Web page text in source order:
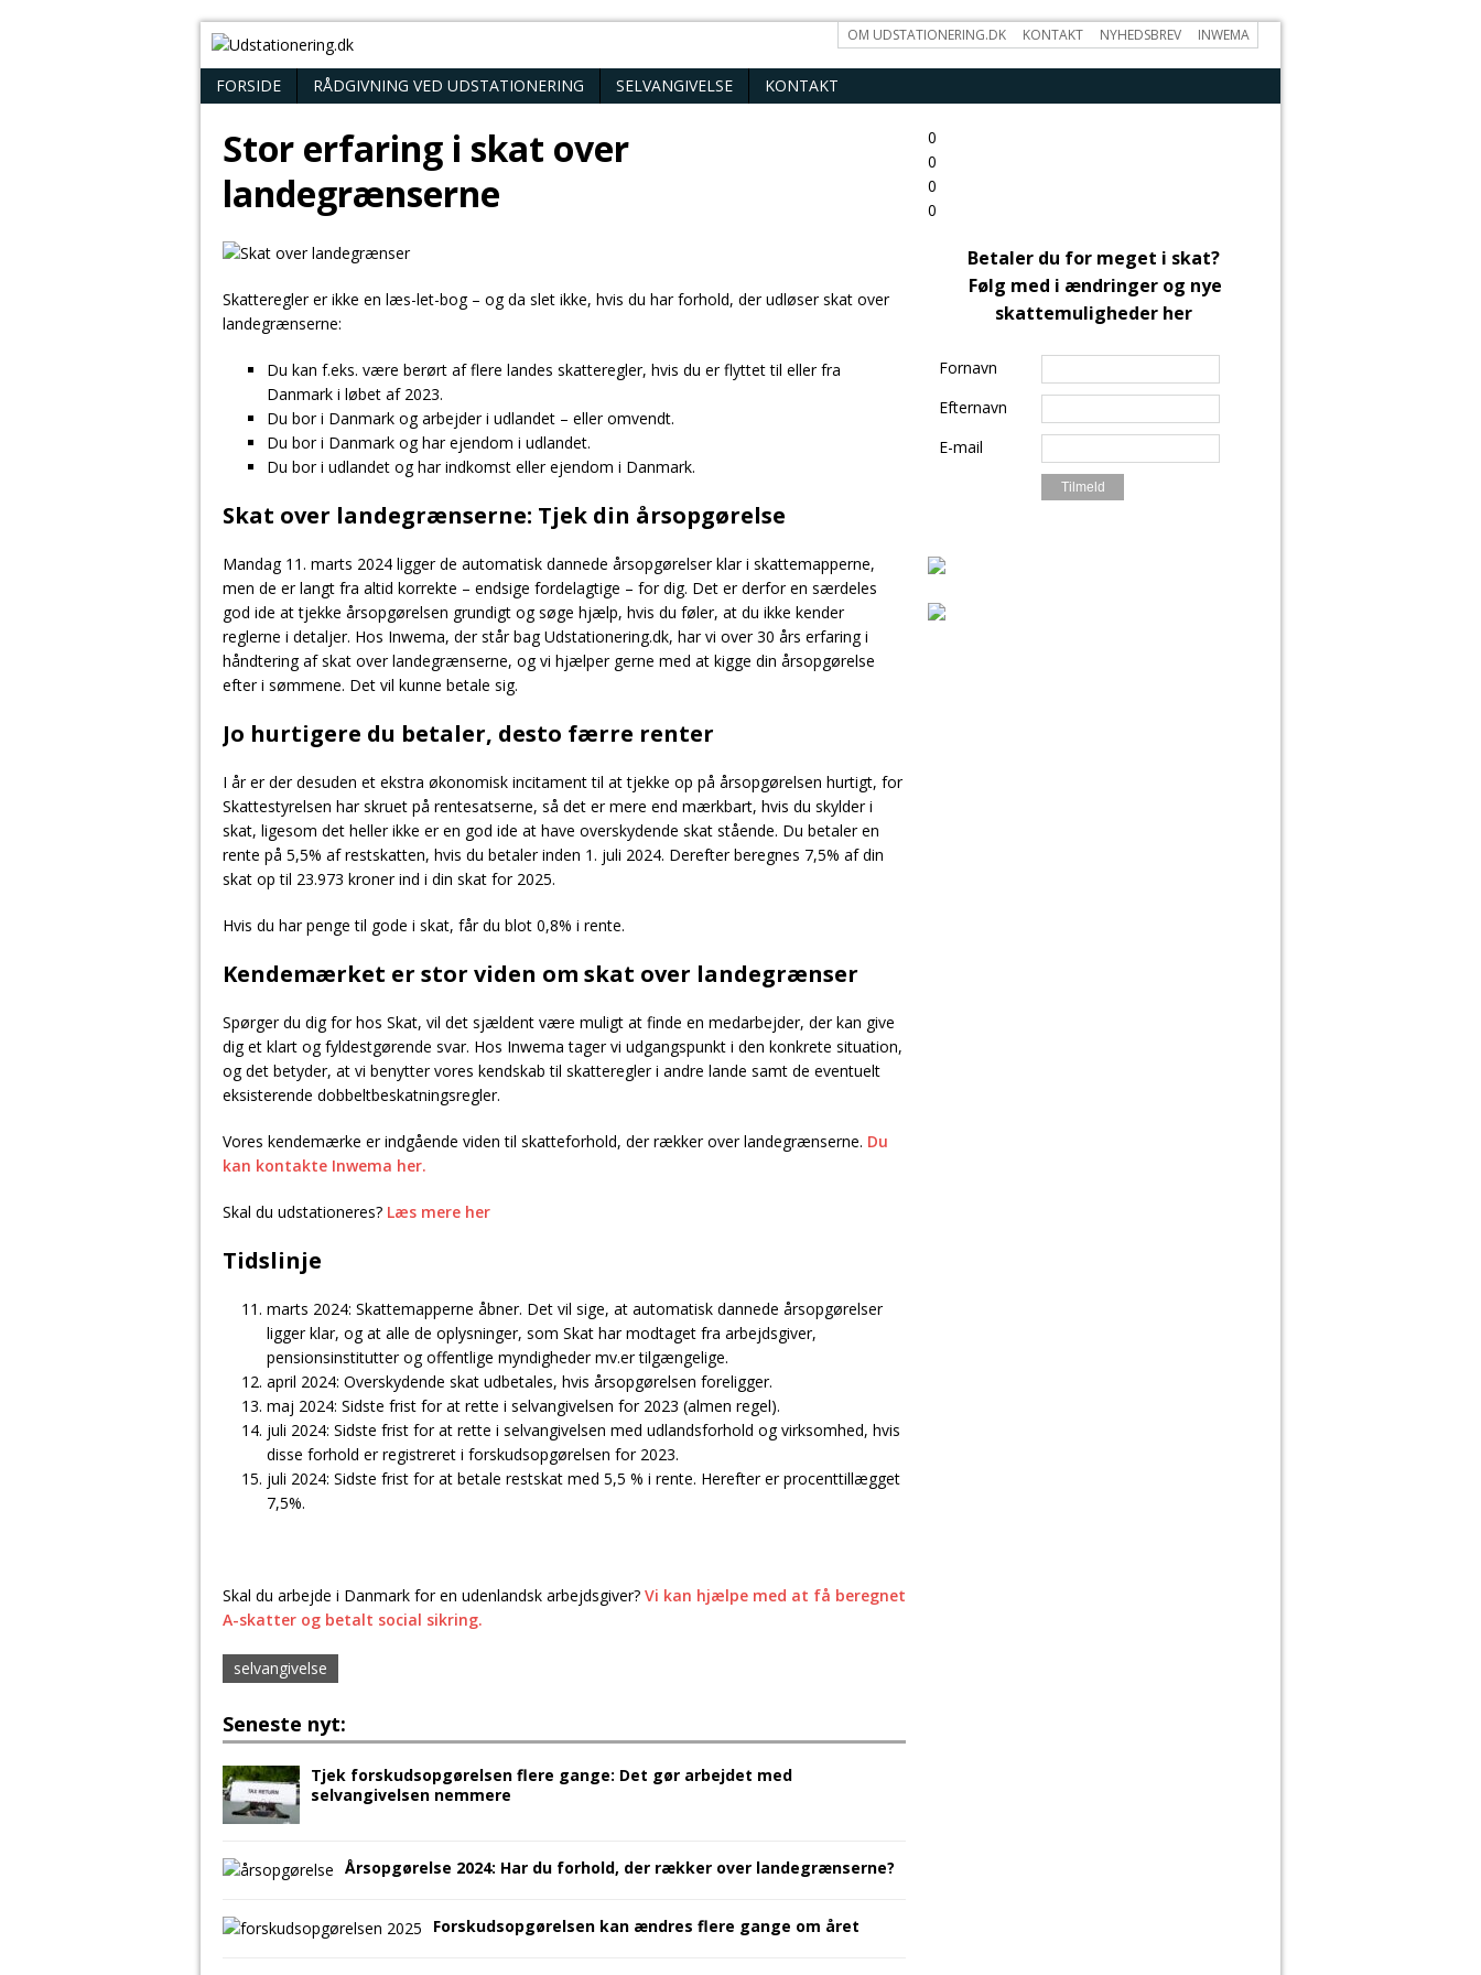
OM UDSTATIONERING.DK KONTAKT NYHEDSBREV INWEMA
FORSIDE RÅDGIVNING VED UDSTATIONERING SELVANGIVELSE KONTAKT
Stor erfaring i skat over
landegrænserne
Skatteregler er ikke en læs-let-bog – og da slet ikke, hvis du har forhold, der udløser skat over
landegrænserne:
Du kan f.eks. være berørt af flere landes skatteregler, hvis du er flyttet til eller fra
Danmark i løbet af 2023.
Du bor i Danmark og arbejder i udlandet – eller omvendt.
Du bor i Danmark og har ejendom i udlandet.
Du bor i udlandet og har indkomst eller ejendom i Danmark.
Skat over landegrænserne: Tjek din årsopgørelse
Mandag 11. marts 2024 ligger de automatisk dannede årsopgørelser klar i skattemapperne,
men de er langt fra altid korrekte – endsige fordelagtige – for dig. Det er derfor en særdeles
god ide at tjekke årsopgørelsen grundigt og søge hjælp, hvis du føler, at du ikke kender
reglerne i detaljer. Hos Inwema, der står bag Udstationering.dk, har vi over 30 års erfaring i
håndtering af skat over landegrænserne, og vi hjælper gerne med at kigge din årsopgørelse
efter i sømmene. Det vil kunne betale sig.
Jo hurtigere du betaler, desto færre renter
I år er der desuden et ekstra økonomisk incitament til at tjekke op på årsopgørelsen hurtigt, for
Skattestyrelsen har skruet på rentesatserne, så det er mere end mærkbart, hvis du skylder i
skat, ligesom det heller ikke er en god ide at have overskydende skat stående. Du betaler en
rente på 5,5% af restskatten, hvis du betaler inden 1. juli 2024. Derefter beregnes 7,5% af din
skat op til 23.973 kroner ind i din skat for 2025.
Hvis du har penge til gode i skat, får du blot 0,8% i rente.
Kendemærket er stor viden om skat over landegrænser
Spørger du dig for hos Skat, vil det sjældent være muligt at finde en medarbejder, der kan give
dig et klart og fyldestgørende svar. Hos Inwema tager vi udgangspunkt i den konkrete situation,
og det betyder, at vi benytter vores kendskab til skatteregler i andre lande samt de eventuelt
eksisterende dobbeltbeskatningsregler.
Vores kendemærke er indgående viden til skatteforhold, der rækker over landegrænserne. Du
kan kontakte Inwema her.
Skal du udstationeres? Læs mere her
Tidslinje
marts 2024: Skattemapperne åbner. Det vil sige, at automatisk dannede årsopgørelser
ligger klar, og at alle de oplysninger, som Skat har modtaget fra arbejdsgiver,
pensionsinstitutter og offentlige myndigheder mv.er tilgængelige.
april 2024: Overskydende skat udbetales, hvis årsopgørelsen foreligger.
maj 2024: Sidste frist for at rette i selvangivelsen for 2023 (almen regel).
juli 2024: Sidste frist for at rette i selvangivelsen med udlandsforhold og virksomhed, hvis
disse forhold er registreret i forskudsopgørelsen for 2023.
juli 2024: Sidste frist for at betale restskat med 5,5 % i rente. Herefter er procenttillægget
7,5%.
Skal du arbejde i Danmark for en udenlandsk arbejdsgiver? Vi kan hjælpe med at få beregnet
A-skatter og betalt social sikring.
selvangivelse
Seneste nyt:
Tjek forskudsopgørelsen flere gange: Det gør arbejdet med
selvangivelsen nemmere
Årsopgørelse 2024: Har du forhold, der rækker over landegrænserne?
Forskudsopgørelsen kan ændres flere gange om året
0
0
0
0
Betaler du for meget i skat?
Følg med i ændringer og nye
skattemuligheder her
Fornavn
Efternavn
E-mail